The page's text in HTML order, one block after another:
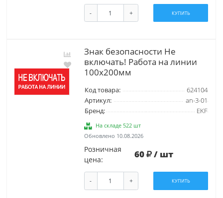
- + КУПИТЬ
Знак безопасности Не
включать! Работа на линии
100х200мм
Код товара:
624104
Артикул:
an-3-01
Бренд:
EKF
На складе 522 шт
Обновлено 10.08.2026
Розничная
цена:
60 / шт
- + КУПИТЬ